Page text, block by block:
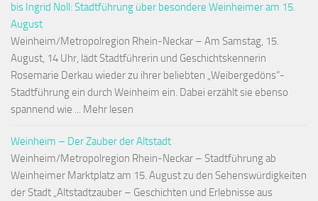
bis Ingrid Noll: Stadtführung über besondere Weinheimer am 15.
August
Weinheim/Metropolregion Rhein-Neckar – Am Samstag, 15.
August, 14 Uhr, lädt Stadtführerin und Geschichtskennerin
Rosemarie Derkau wieder zu ihrer beliebten „Weibergedöns“-
Stadtführung ein durch Weinheim ein. Dabei erzählt sie ebenso
spannend wie ... Mehr lesen
Weinheim – Der Zauber der Altstadt
Weinheim/Metropolregion Rhein-Neckar – Stadtführung ab
Weinheimer Marktplatz am 15. August zu den Sehenswürdigkeiten
der Stadt „Altstadtzauber – Geschichten und Erlebnisse aus